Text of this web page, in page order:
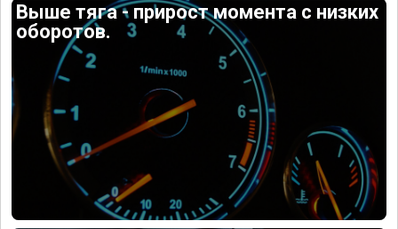
Выше тяга - прирост момента с низких
оборотов.